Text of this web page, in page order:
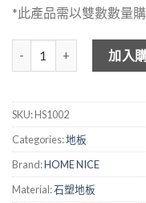
*此產品需以雙數數量
HOME NICE 木紋石塑地板
加入
SKU:HS1002
Categories:地板
Brand:HOME NICE
Material:石塑地板